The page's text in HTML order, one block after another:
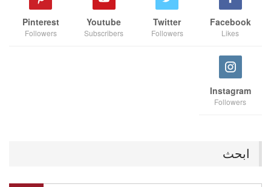
Facebook
Likes
Twitter
Followers
Youtube
Subscribers
Pinterest
Followers
Instagram
Followers
ابحث